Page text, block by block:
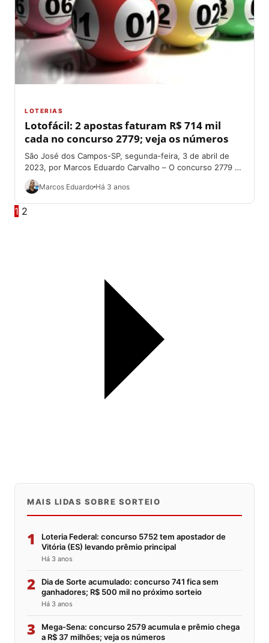
LOTERIAS
Lotofácil: 2 apostas faturam R$ 714 mil
cada no concurso 2779; veja os números
São José dos Campos-SP, segunda-feira, 3 de abril de
2023, por Marcos Eduardo Carvalho – O concurso 2779 da
Lotofácil, na noite...
Marcos Eduardo Há 3 anos
1 2
MAIS LIDAS SOBRE SORTEIO
1
Loteria Federal: concurso 5752 tem apostador de
Vitória (ES) levando prêmio principal
Há 3 anos
2
Dia de Sorte acumulado: concurso 741 fica sem
ganhadores; R$ 500 mil no próximo sorteio
Há 3 anos
3
Mega-Sena: concurso 2579 acumula e prêmio chega
a R$ 37 milhões; veja os números